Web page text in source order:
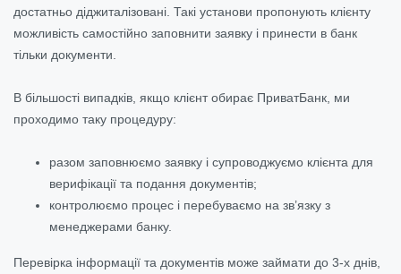
достатньо діджиталізовані. Такі установи пропонують клієнту
можливість самостійно заповнити заявку і принести в банк
тільки документи.
В більшості випадків, якщо клієнт обирає ПриватБанк, ми
проходимо таку процедуру:
разом заповнюємо заявку і супроводжуємо клієнта для
верифікації та подання документів;
контролюємо процес і перебуваємо на зв’язку з
менеджерами банку.
Перевірка інформації та документів може займати до 3-х днів,